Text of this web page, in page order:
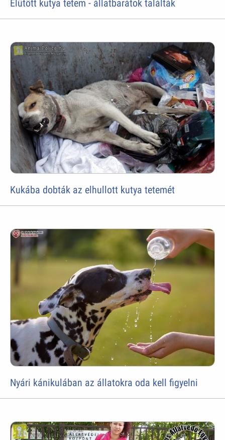
Elütött kutya tetem - állatbarátok találták
Kukába dobták az elhullott kutya tetemét
Nyári kánikulában az állatokra oda kell figyelni